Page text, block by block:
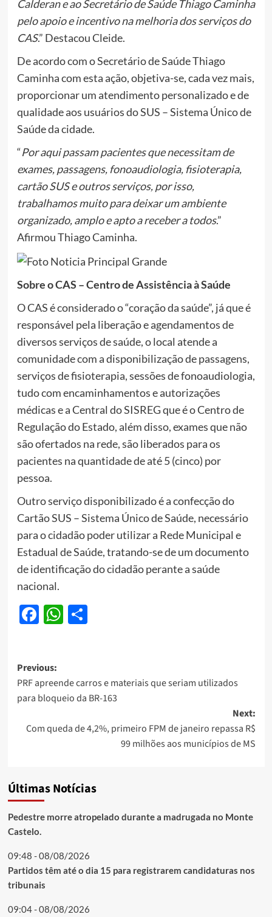
Calderan e ao Secretário de Saúde Thiago Caminha
pelo apoio e incentivo na melhoria dos serviços do
CAS.” Destacou Cleide.
De acordo com o Secretário de Saúde Thiago
Caminha com esta ação, objetiva-se, cada vez mais,
proporcionar um atendimento personalizado e de
qualidade aos usuários do SUS – Sistema Único de
Saúde da cidade.
“Por aqui passam pacientes que necessitam de
exames, passagens, fonoaudiologia, fisioterapia,
cartão SUS e outros serviços, por isso,
trabalhamos muito para deixar um ambiente
organizado, amplo e apto a receber a todos.”
Afirmou Thiago Caminha.
Sobre o CAS – Centro de Assistência à Saúde
O CAS é considerado o “coração da saúde”, já que é
responsável pela liberação e agendamentos de
diversos serviços de saúde, o local atende a
comunidade com a disponibilização de passagens,
serviços de fisioterapia, sessões de fonoaudiologia,
tudo com encaminhamentos e autorizações
médicas e a Central do SISREG que é o Centro de
Regulação do Estado, além disso, exames que não
são ofertados na rede, são liberados para os
pacientes na quantidade de até 5 (cinco) por
pessoa.
Outro serviço disponibilizado é a confecção do
Cartão SUS – Sistema Único de Saúde, necessário
para o cidadão poder utilizar a Rede Municipal e
Estadual de Saúde, tratando-se de um documento
de identificação do cidadão perante a saúde
nacional.
Facebook
WhatsApp
Share
Post
navigation
Previous:
PRF apreende carros e materiais que seriam utilizados
para bloqueio da BR-163
Next:
Com queda de 4,2%, primeiro FPM de janeiro repassa R$
99 milhões aos municípios de MS
Últimas Notícias
Pedestre morre atropelado durante a madrugada no Monte
Castelo.
09:48 - 08/08/2026
Partidos têm até o dia 15 para registrarem candidaturas nos
tribunais
09:04 - 08/08/2026